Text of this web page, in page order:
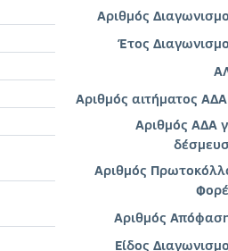
Αριθμός
Έτος
Αριθμός αιτήματος
Αριθμός ΑΔΑ
Αριθμός
Αριθμός
Είδος